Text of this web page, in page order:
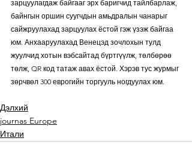
зарцуулагдаж байгааг эрх баригчид тайлбарлаж,
байнгын оршин суугчдын амьдралын чанарыг
сайжруулахад зарцуулах ёстой гэж үзэж байгаа
юм. Анхааруулахад Венецэд зочлохын тулд
жуулчид хотын вэбсайтад бүртгүүлж, төлбөрөө
төлж, QR код татаж авах ёстой. Хэрэв тус журмыг
зөрчвөл 300 еврогийн торгууль ногдуулах юм.
Дэлхий
journas Europe
Итали